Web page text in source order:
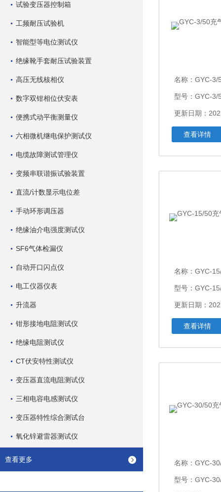
试验变压器控制箱
工频耐压试验机
智能型等电位测试仪
绝缘靴手套耐压试验装置
高压无线核相仪
数字双钳相位伏安表
便携式动平衡测量仪
六相微机继电保护测试仪
电缆故障测试管理仪
变频串联谐振试验装置
直流/计数显示电位差
手动环形调压器
绝缘油介电强度测试仪
SF6气体检漏仪
自动开口闪点仪
电工仪器仪表
升流器
钳形接地电阻测试仪
绝缘电阻测试仪
CT伏安特性测试仪
变压器直流电阻测试仪
三相电容电感测试仪
变压器特性综合测试台
氧化锌避雷器测试仪
查看更多
名称： GYC-3/50
型号：GYC-3/
更新日期：
查看详情
名称： GYC-15/
型号：GYC-
更新日期：
查看详情
名称： GYC-30/
型号：GYC-